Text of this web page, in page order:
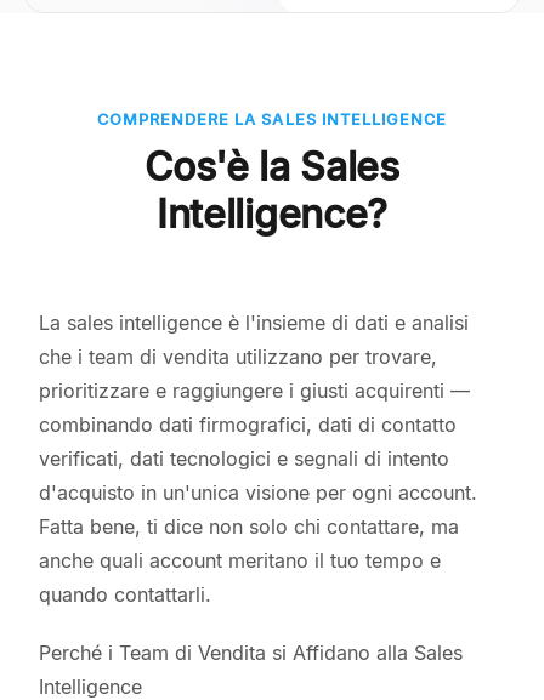
COMPRENDERE LA SALES INTELLIGENCE
Cos'è la Sales
Intelligence?
La sales intelligence è l'insieme di dati e analisi
che i team di vendita utilizzano per trovare,
prioritizzare e raggiungere i giusti acquirenti —
combinando dati firmografici, dati di contatto
verificati, dati tecnologici e segnali di intento
d'acquisto in un'unica visione per ogni account.
Fatta bene, ti dice non solo chi contattare, ma
anche quali account meritano il tuo tempo e
quando contattarli.
Perché i Team di Vendita si Affidano alla Sales
Intelligence